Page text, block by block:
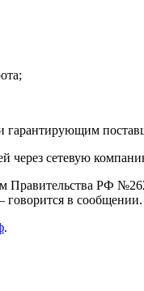
гарантирующим
через сетевую
Правительства РФ
в сообщении.
.